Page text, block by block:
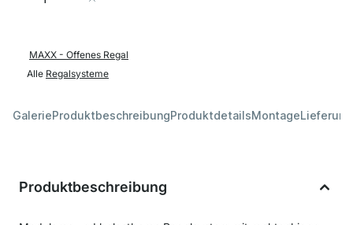
MAXX - Offenes Regal
Alle Regalsysteme
GalerieProduktbeschreibungProduktdetailsMontage
Produktbeschreibung